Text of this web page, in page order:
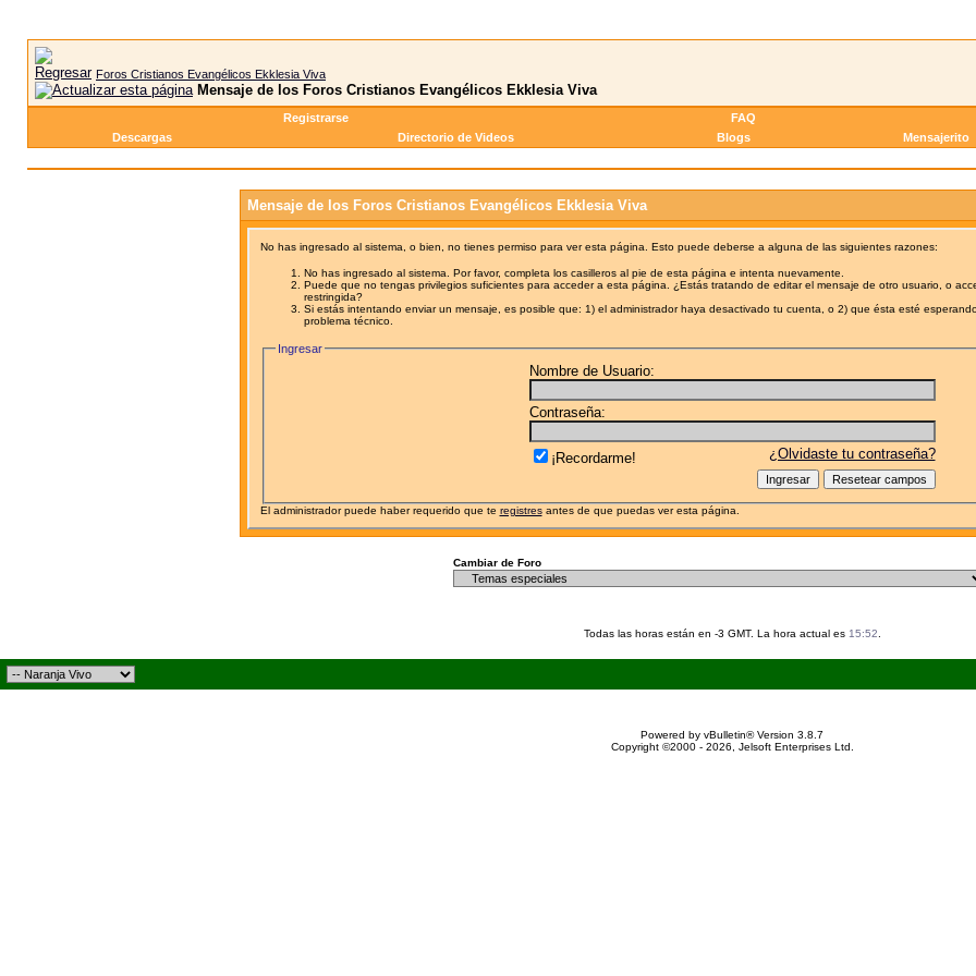
Foros Cristianos Evangélicos Ekklesia Viva
Mensaje de los Foros Cristianos Evangélicos Ekklesia Viva
Registrarse FAQ
Descargas
Directorio de Videos Blogs Mensajerito
Mensaje de los Foros Cristianos Evangélicos Ekklesia Viva
No has ingresado al sistema, o bien, no tienes permiso para ver esta página. Esto puede deberse a alguna de las siguientes razones:
No has ingresado al sistema. Por favor, completa los casilleros al pie de esta página e intenta nuevamente.
Puede que no tengas privilegios suficientes para acceder a esta página. ¿Estás tratando de editar el mensaje de otro usuario, o
restringida?
Si estás intentando enviar un mensaje, es posible que: 1) el administrador haya desactivado tu cuenta, o 2) que ésta esté
problema técnico.
Ingresar
Nombre de Usuario:
Contraseña:
¿Olvidaste tu contraseña?
¡Recordarme!
El administrador puede haber requerido que te registresantes de que puedas ver esta página.
Cambiar de Foro
Todas las horas están en -3 GMT. La hora actual es 15:52
Powered by vBulletin® Version 3.8.7
Copyright ©2000 - 2026, Jelsoft Enterprises Ltd.